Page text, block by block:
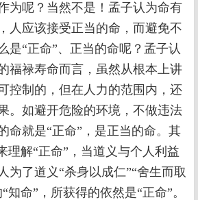
为呢？当然不是！孟子认为命有
人应该接受正当的命，而避免不
是“正命”、正当的命呢？孟子认
福禄寿命而言，虽然从根本上讲
控制的，但在人力的范围内，还
。如避开危险的环境，不做违法
命就是“正命”，是正当的命。其
理解“正命”，当道义与个人利益
为了道义“杀身以成仁”“舍生而取
知命”，所获得的依然是“正命”。